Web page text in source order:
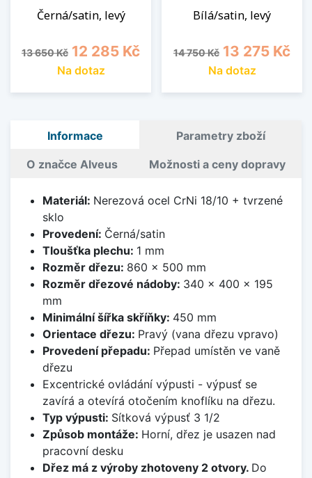
Černá/satin, levý
Běžná cena
13 650 Kč Cena
12 285 Kč
Na dotaz
Bílá/satin, levý
Běžná cena
14 750 Kč Cena
13 275 Kč
Na dotaz
Informace Parametry zboží
O značce Alveus Možnosti a ceny dopravy
Materiál: Nerezová ocel CrNi 18/10 + tvrzené
sklo
Provedení: Černá/satin
Tloušťka plechu: 1 mm
Rozměr dřezu: 860 x 500 mm
Rozměr dřezové nádoby: 340 x 400 x 195
mm
Minimální šířka skříňky: 450 mm
Orientace dřezu: Pravý (vana dřezu vpravo)
Provedení přepadu: Přepad umístěn ve vaně
dřezu
Excentrické ovládání výpusti - výpusť se
zavírá a otevírá otočením knoflíku na dřezu.
Typ výpusti: Sítková výpusť 3 1/2
Způsob montáže: Horní, dřez je usazen nad
pracovní desku
Dřez má z výroby zhotoveny 2 otvory. Do